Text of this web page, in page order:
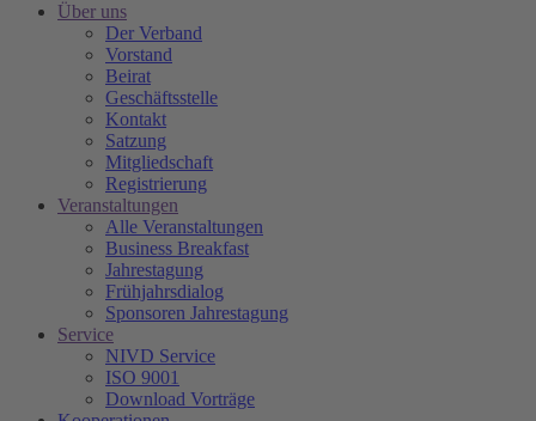
Über uns
Der Verband
Vorstand
Beirat
Geschäftsstelle
Kontakt
Satzung
Mitgliedschaft
Registrierung
Veranstaltungen
Alle Veranstaltungen
Business Breakfast
Jahrestagung
Frühjahrsdialog
Sponsoren Jahrestagung
Service
NIVD Service
ISO 9001
Download Vorträge